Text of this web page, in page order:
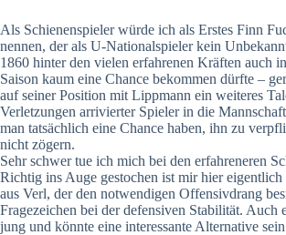
Als Schienenspieler würde ich als Erstes Finn
nennen, der als U-Nationalspieler kein
1860 hinter den vielen erfahrenen Kräften auch
Saison kaum eine Chance bekommen dürfte –
auf seiner Position mit Lippmann ein weiteres
Verletzungen arrivierter Spieler in die
man tatsächlich eine Chance haben, ihn zu
nicht zögern.
Sehr schwer tue ich mich bei den erfahreneren
Richtig ins Auge gestochen ist mir hier
aus Verl, der den notwendigen Offensivdrang
Fragezeichen bei der defensiven Stabilität. Auch
jung und könnte eine interessante Alternative